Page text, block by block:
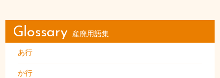
Glossary 産廃用語集
あ行
か行